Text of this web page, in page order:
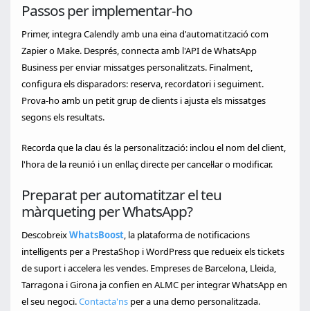
Passos per implementar-ho
Primer, integra Calendly amb una eina d'automatització com
Zapier o Make. Després, connecta amb l'API de WhatsApp
Business per enviar missatges personalitzats. Finalment,
configura els disparadors: reserva, recordatori i seguiment.
Prova-ho amb un petit grup de clients i ajusta els missatges
segons els resultats.
Recorda que la clau és la personalització: inclou el nom del client,
l'hora de la reunió i un enllaç directe per cancel·lar o modificar.
Preparat per automatitzar el teu
màrqueting per WhatsApp?
DescobreixWhatsBoost, la plataforma de notificacions
intel·ligents per a PrestaShop i WordPress que redueix els tickets
de suport i accelera les vendes. Empreses de Barcelona, Lleida,
Tarragona i Girona ja confien en ALMC per integrar WhatsApp en
el seu negoci.Contacta'ns per a una demo personalitzada.